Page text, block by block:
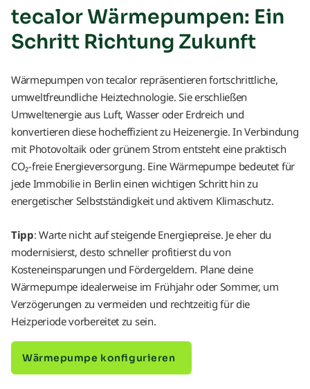
tecalor Wärmepumpen: Ein
Schritt Richtung Zukunft
Wärmepumpen von tecalor repräsentieren fortschrittliche,
umweltfreundliche Heiztechnologie. Sie erschließen
Umweltenergie aus Luft, Wasser oder Erdreich und
konvertieren diese hocheffizient zu Heizenergie. In Verbindung
mit Photovoltaik oder grünem Strom entsteht eine praktisch
CO₂-freie Energieversorgung. Eine Wärmepumpe bedeutet für
jede Immobilie in Berlin einen wichtigen Schritt hin zu
energetischer Selbstständigkeit und aktivem Klimaschutz.
Tipp: Warte nicht auf steigende Energiepreise. Je eher du
modernisierst, desto schneller profitierst du von
Kosteneinsparungen und Fördergeldern. Plane deine
Wärmepumpe idealerweise im Frühjahr oder Sommer, um
Verzögerungen zu vermeiden und rechtzeitig für die
Heizperiode vorbereitet zu sein.
Wärmepumpe konfigurieren